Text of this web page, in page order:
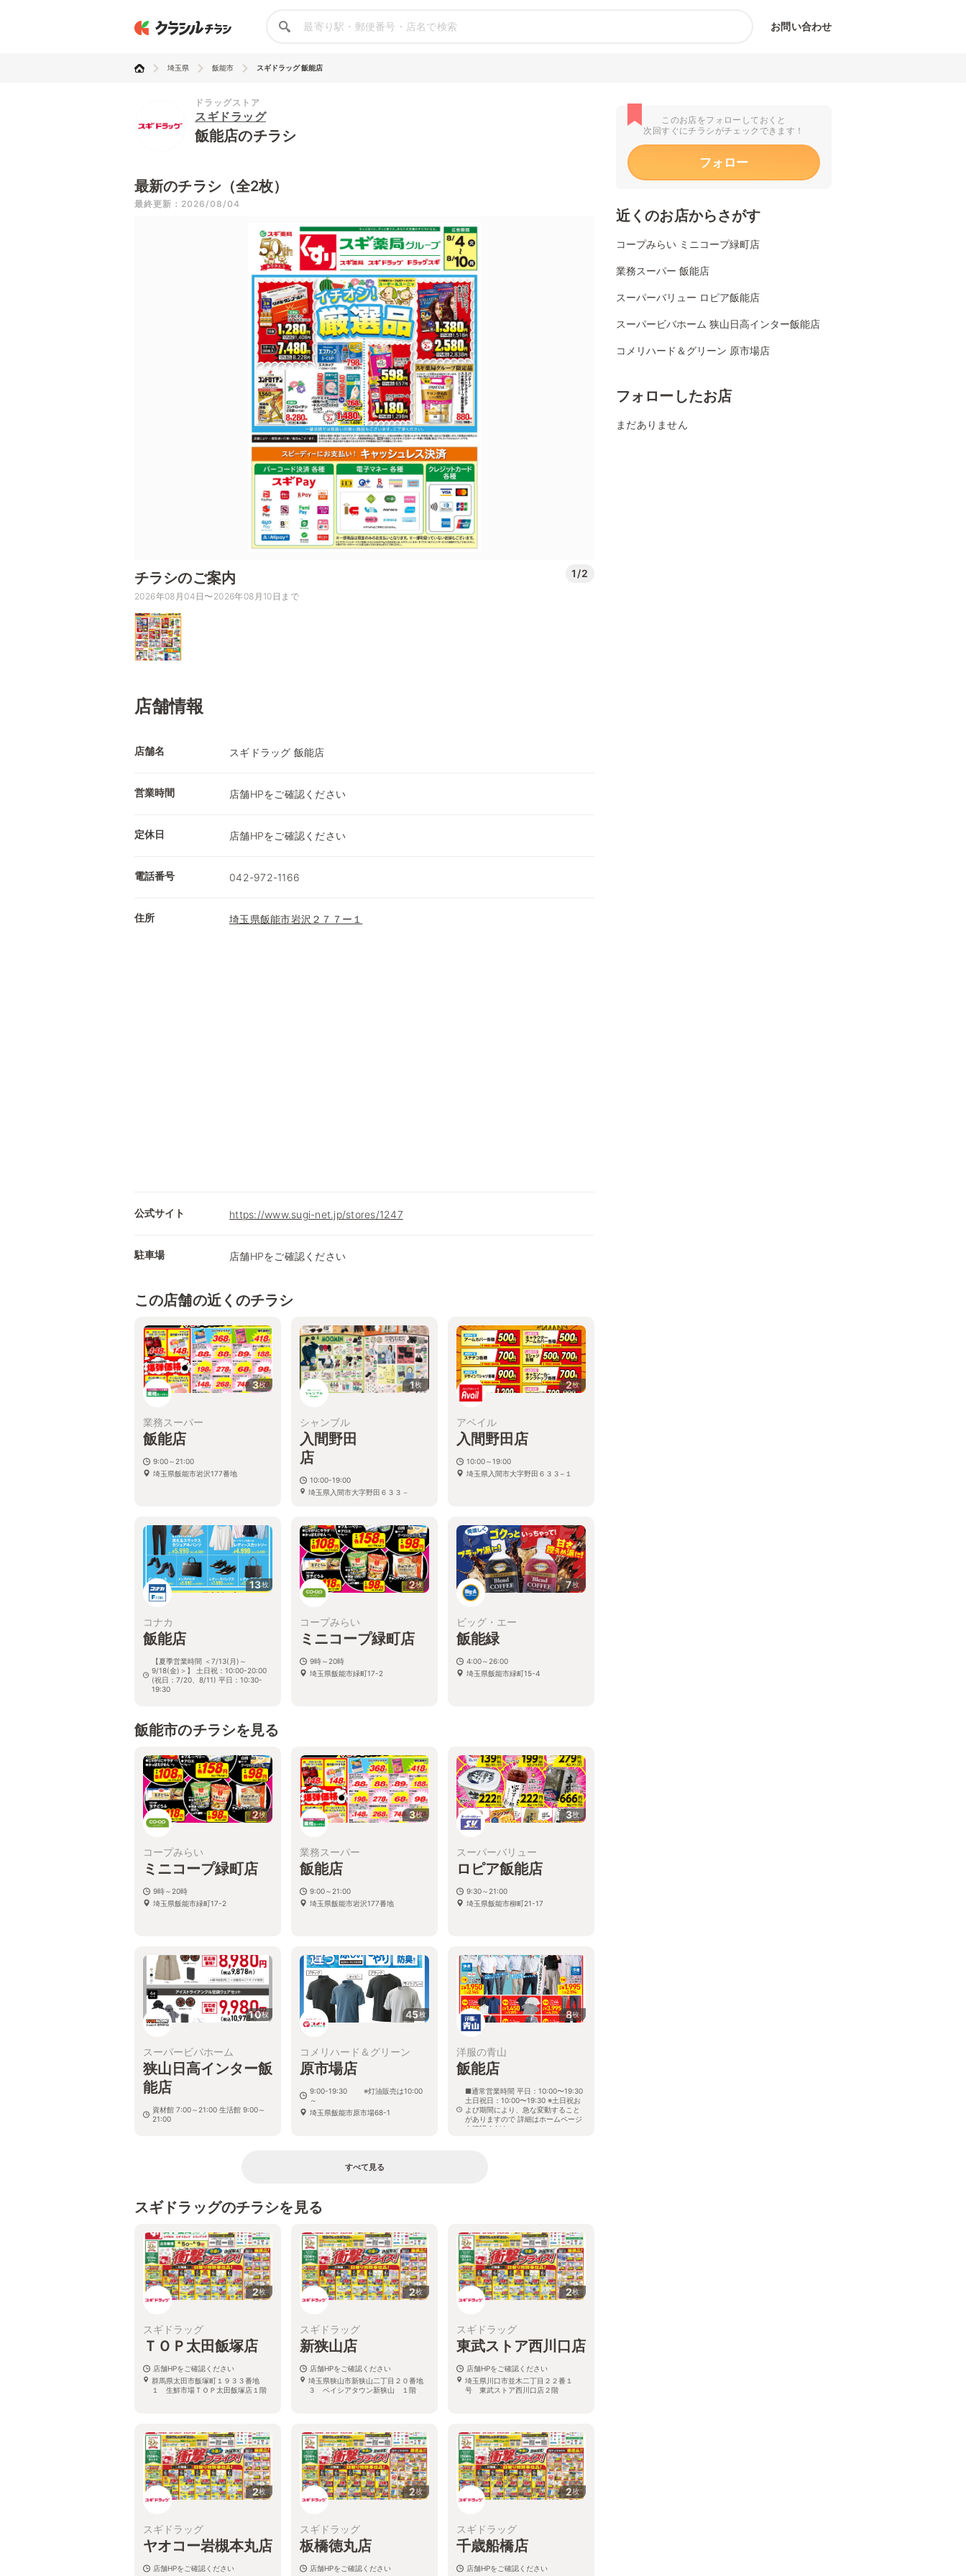
お問い合わせ
埼玉県 飯能市 スギドラッグ 飯能店
ドラッグストア
スギドラッグ
飯能店のチラシ
最新のチラシ（全2枚）
最終更新：2026/08/04
チラシのご案内 1/2
2026年08月04日〜2026年08月10日まで
店舗情報
店舗名 スギドラッグ 飯能店
営業時間 店舗HPをご確認ください
定休日 店舗HPをご確認ください
電話番号 042-972-1166
住所 埼玉県飯能市岩沢２７７ー１
公式サイト https://www.sugi-net.jp/stores/1247
駐車場 店舗HPをご確認ください
この店舗の近くのチラシ
3枚
業務スーパー
飯能店
9:00～21:00
埼玉県飯能市岩沢177番地
1枚
シャンブル
入間野田
店
10:00-19:00
埼玉県入間市大字野田６３３－
2枚
アベイル
入間野田店
10:00～19:00
埼玉県入間市大字野田６３３−１
13枚
コナカ
飯能店
【夏季営業時間 ＜7/13(月)～
9/18(金)＞】 土日祝：10:00-20:00
(祝日：7/20、8/11) 平日：10:30-
19:30
2枚
コープみらい
ミニコープ緑町店
9時～20時
埼玉県飯能市緑町17-2
7枚
ビッグ・エー
飯能緑
4:00～26:00
埼玉県飯能市緑町15-4
飯能市のチラシを見る
2枚
コープみらい
ミニコープ緑町店
9時～20時
埼玉県飯能市緑町17-2
3枚
業務スーパー
飯能店
9:00～21:00
埼玉県飯能市岩沢177番地
3枚
スーパーバリュー
ロピア飯能店
9:30～21:00
埼玉県飯能市柳町21-17
10枚
スーパービバホーム
狭山日高インター飯
能店
資材館 7:00～21:00 生活館 9:00～
21:00
45枚
コメリハード＆グリーン
原市場店
9:00-19:30 ※灯油販売は10:00
～
埼玉県飯能市原市場68-1
8枚
洋服の青山
飯能店
■通常営業時間 平日：10:00〜19:30
土日祝日：10:00〜19:30 ※土日祝お
よび期間により、急な変動すること
がありますので 詳細はホームページ
を確認ください
すべて見る
スギドラッグのチラシを見る
2枚
スギドラッグ
ＴＯＰ太田飯塚店
店舗HPをご確認ください
群馬県太田市飯塚町１９３３番地
１ 生鮮市場ＴＯＰ太田飯塚店１階
2枚
スギドラッグ
新狭山店
店舗HPをご確認ください
埼玉県狭山市新狭山二丁目２０番地
３ ベイシアタウン新狭山 １階
2枚
スギドラッグ
東武ストア西川口店
店舗HPをご確認ください
埼玉県川口市並木二丁目２２番１
号 東武ストア西川口店２階
2枚
スギドラッグ
ヤオコー岩槻本丸店
店舗HPをご確認ください
2枚
スギドラッグ
板橋徳丸店
店舗HPをご確認ください
2枚
スギドラッグ
千歳船橋店
店舗HPをご確認ください
このお店をフォローしておくと
次回すぐにチラシがチェックできます！
フォロー
近くのお店からさがす
コープみらい ミニコープ緑町店
業務スーパー 飯能店
スーパーバリュー ロピア飯能店
スーパービバホーム 狭山日高インター飯能店
コメリハード＆グリーン 原市場店
フォローしたお店
まだありません